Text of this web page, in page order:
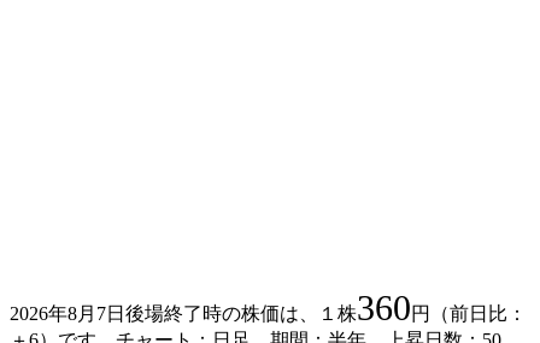
2026年8月7日後場終了時の株価は、１株360円（前日比：